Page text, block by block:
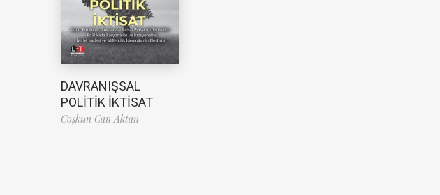
DAVRANIŞSAL
POLİTİK İKTİSAT
Coşkun Can Aktan